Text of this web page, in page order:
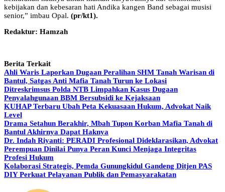
kebijakan dan kebesaran hati Andika kangen Band sebagai musisi
senior,” imbau Opal. (pr/kt1).
Redaktur: Hamzah
Berita Terkait
Ahli Waris Laporkan Dugaan Peralihan SHM Tanah Warisan di
Bantul, Satgas Anti Mafia Tanah Turun ke Lokasi
Ditreskrimsus Polda NTB Limpahkan Kasus Dugaan
Penyalahgunaan BBM Bersubsidi ke Kejaksaan
KUHAP Terbaru Ubah Peta Kekuasaan Hukum, Advokat Naik
Level
Drama Setahun Berakhir, Mbah Tupon Korban Mafia Tanah di
Bantul Akhirnya Dapat Haknya
Dr. Indah Riyanti: PERADI Profesional Dideklarasikan, Advokat
Perempuan Dinilai Punya Peran Kunci Menjaga Integritas
Profesi Hukum
Kolaborasi Strategis, Pemda Gunungkidul Gandeng Ditjen PAS
DIY Perkuat Pelayanan Publik dan Pemasyarakatan